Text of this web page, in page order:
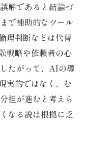
解であると結論づ
で補助的なツール
理判断などは代替
戦略や依頼者の心
たがって、AIの導
実的ではなく、む
担が進むと考えら
なる説は根拠に乏